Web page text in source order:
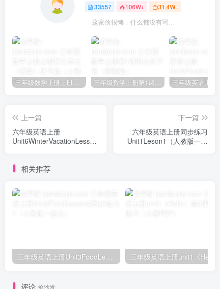
33557 106W+ 31.4W+
这家伙很懒，什么都没有写...
上一篇
六年级英语上册
Unit6WinterVacationLesson3
下一篇
六年级英语上册同步练习
Unit1Leson1（人教版一起
相关推荐
评论 抢沙发